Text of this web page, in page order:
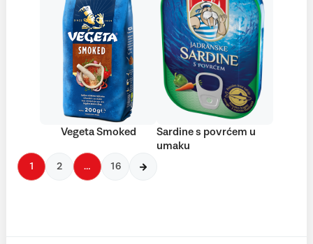
Vegeta Smoked
Sardine s povrćem u
umaku
1 2 … 16